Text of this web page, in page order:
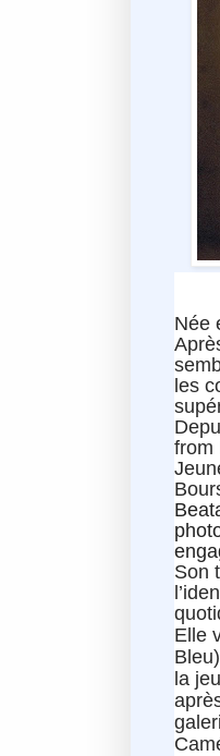
Née
les
from
Son
Elle
la